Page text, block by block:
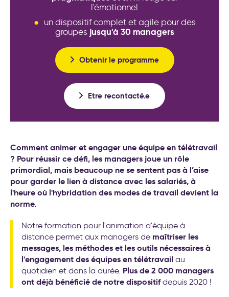
transformation de l’entreprise
l'émotionnel
un dispositif complet et agile pour des
groupes jusqu'à 30 managers
Obtenir le programme
Etre recontacté.e
Comment animer et engager une équipe en télétravail
? Pour réussir ce défi, les managers joue un rôle
primordial, mais beaucoup ne se sentent pas à l’aise
pour garder le lien à distance avec les salariés, à
l'heure où l'hybridation des modes de travail devient la
norme.
Notre formation pour l'animation d'équipe à
distance permet aux managers de maîtriser les
messages, les méthodes et les outils nécessaires à
l'engagement des équipes en télétravail au
quotidien et dans la durée. Plus de 2 000 managers
ont déjà bénéficié de notre dispositifdepuis 2020 !